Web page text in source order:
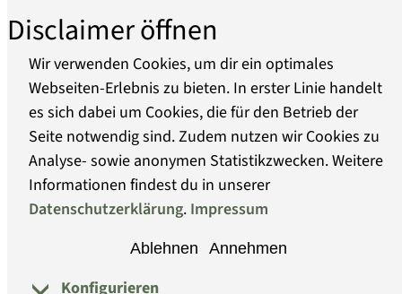
der DDR-Gesellschaft, das in wechselnden
Ausstellung themenzentriert gezeigt und in der
Dauerausstellung in den Kontext von Politik und
Gesellschaft gestellt wird. Damit die Dinge kein
Sammelsurium bilden, wird auf die
Kontextualisierung durch Interviews und
wissenschaftliche Erschließung der
Sammlungen Wert gelegt. Die hier
dokumentierten Objekte aus dem Bestand des
Gebrauchsgegenständen, die in meist großer
Über uns
Barrierefreiheit
Datenschutz
Disclaimer öffnen
Wir verwenden Cookies, um dir ein optimales
Webseiten-Erlebnis zu bieten. In erster Linie handelt
es sich dabei um Cookies, die für den Betrieb der
Seite notwendig sind. Zudem nutzen wir Cookies zu
Analyse- sowie anonymen Statistikzwecken. Weitere
Informationen findest du in unserer
Datenschutzerklärung. Impressum
Ablehnen Annehmen
Konfigurieren